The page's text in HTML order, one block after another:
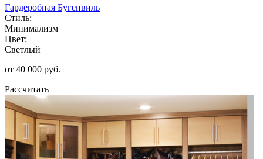
Гардеробная Бугенвиль
Стиль:
Минимализм
Цвет:
Светлый
от 40 000 руб.
Рассчитать